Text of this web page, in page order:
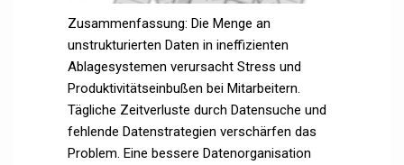
Zusammenfassung: Die Menge an
unstrukturierten Daten in ineffizienten
Ablagesystemen verursacht Stress und
Produktivitätseinbußen bei Mitarbeitern.
Tägliche Zeitverluste durch Datensuche und
fehlende Datenstrategien verschärfen das
Problem. Eine bessere Datenorganisation